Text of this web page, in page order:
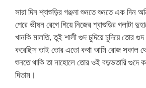
সারা দিন শ্বাশুড়ির গঞ্জনা শুনতে শুনতে এক দিন
পেরে ভীষন রেগে গিয়ে নিজের শ্বাশুড়ির গলাটা
খানকি মালতি, তুই শালী গুদ চুদিয়ে চুদিয়ে তোর
করেছিস তাই তোর এতো কথা আমি রোজ সকাল
শুনতে থাকি তা নাহোলে তোর ওই বড়ভতারি গুদে
দিতাম।